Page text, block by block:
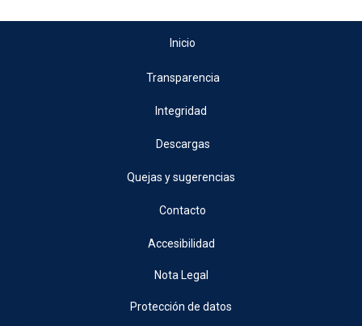
Inicio
Transparencia
Integridad
Descargas
Quejas y sugerencias
Contacto
Accesibilidad
Nota Legal
Protección de datos